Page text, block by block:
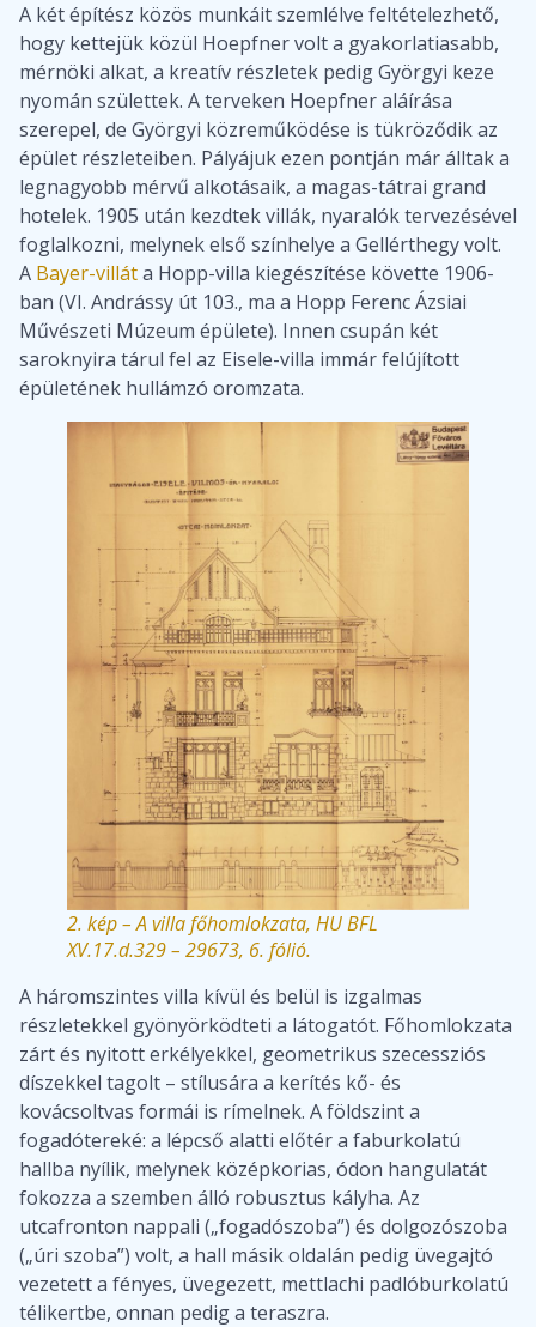
A két építész közös munkáit szemlélve feltételezhető,
hogy kettejük közül Hoepfner volt a gyakorlatiasabb,
mérnöki alkat, a kreatív részletek pedig Györgyi keze
nyomán születtek. A terveken Hoepfner aláírása
szerepel, de Györgyi közreműködése is tükröződik az
épület részleteiben. Pályájuk ezen pontján már álltak a
legnagyobb mérvű alkotásaik, a magas-tátrai grand
hotelek. 1905 után kezdtek villák, nyaralók tervezésével
foglalkozni, melynek első színhelye a Gellérthegy volt.
A Bayer-villáta Hopp-villa kiegészítése követte 1906-
ban (VI. Andrássy út 103., ma a Hopp Ferenc Ázsiai
Művészeti Múzeum épülete). Innen csupán két
saroknyira tárul fel az Eisele-villa immár felújított
épületének hullámzó oromzata.
2. kép – A villa főhomlokzata, HU BFL
XV.17.d.329 – 29673, 6. fólió.
A háromszintes villa kívül és belül is izgalmas
részletekkel gyönyörködteti a látogatót. Főhomlokzata
zárt és nyitott erkélyekkel, geometrikus szecessziós
díszekkel tagolt – stílusára a kerítés kő- és
kovácsoltvas formái is rímelnek. A földszint a
fogadótereké: a lépcső alatti előtér a faburkolatú
hallba nyílik, melynek középkorias, ódon hangulatát
fokozza a szemben álló robusztus kályha. Az
utcafronton nappali („fogadószoba”) és dolgozószoba
(„úri szoba”) volt, a hall másik oldalán pedig üvegajtó
vezetett a fényes, üvegezett, mettlachi padlóburkolatú
télikertbe, onnan pedig a teraszra.